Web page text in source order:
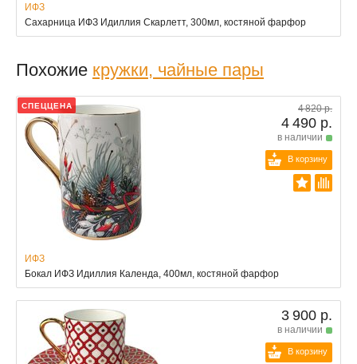
ИФЗ
Сахарница ИФЗ Идиллия Скарлетт, 300мл, костяной фарфор
Похожие кружки, чайные пары
СПЕЦЦЕНА 4 820 р.
4 490 р.
в наличии
В корзину
ИФЗ
Бокал ИФЗ Идиллия Календа, 400мл, костяной фарфор
3 900 р.
в наличии
В корзину